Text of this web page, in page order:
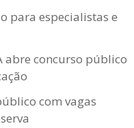
para especialistas e
abre concurso público
com vagas